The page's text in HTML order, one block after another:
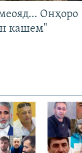
Онҳоро
кашем"